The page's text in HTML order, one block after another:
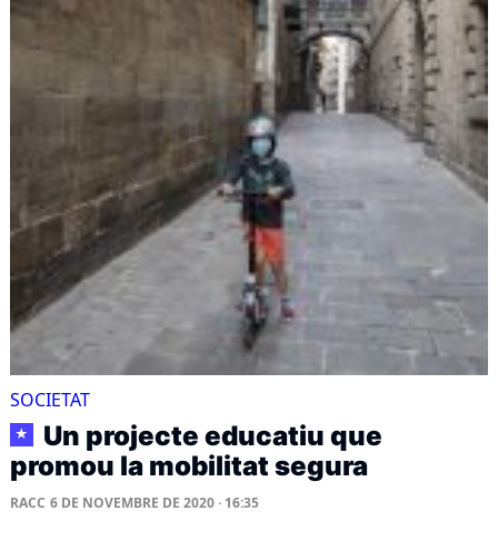
SOCIETAT
★
Un projecte educatiu que
promou la mobilitat segura
RACC 6 DE NOVEMBRE DE 2020 · 16:35